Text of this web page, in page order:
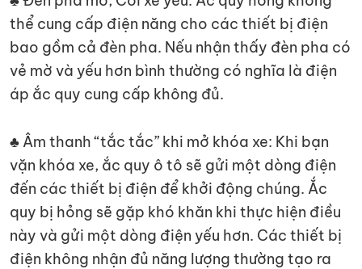
thể cung cấp điện năng cho các thiết bị điện
bao gồm cả đèn pha. Nếu nhận thấy đèn pha có
vẻ mờ và yếu hơn bình thường có nghĩa là điện
áp ắc quy cung cấp không đủ.
♣ Âm thanh “tắc tắc” khi mở khóa xe: Khi bạn
vặn khóa xe, ắc quy ô tô sẽ gửi một dòng điện
đến các thiết bị điện để khởi động chúng. Ắc
quy bị hỏng sẽ gặp khó khăn khi thực hiện điều
này và gửi một dòng điện yếu hơn. Các thiết bị
điện không nhận đủ năng lượng thường tạo ra